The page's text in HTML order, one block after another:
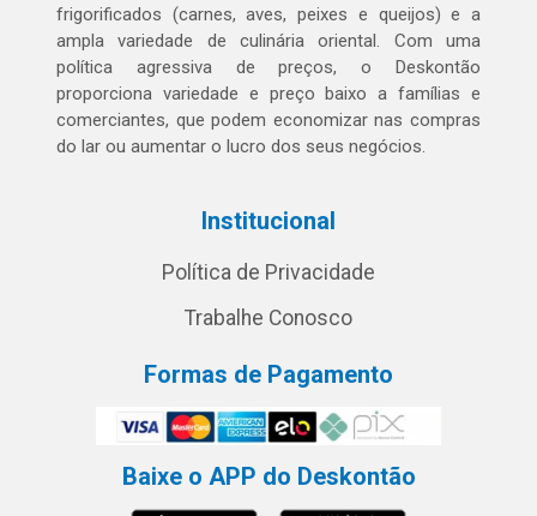
frigorificados (carnes, aves, peixes e queijos) e a
ampla variedade de culinária oriental. Com uma
política agressiva de preços, o Deskontão
proporciona variedade e preço baixo a famílias e
comerciantes, que podem economizar nas compras
do lar ou aumentar o lucro dos seus negócios.
Institucional
Política de Privacidade
Trabalhe Conosco
Formas de Pagamento
Baixe o APP do Deskontão